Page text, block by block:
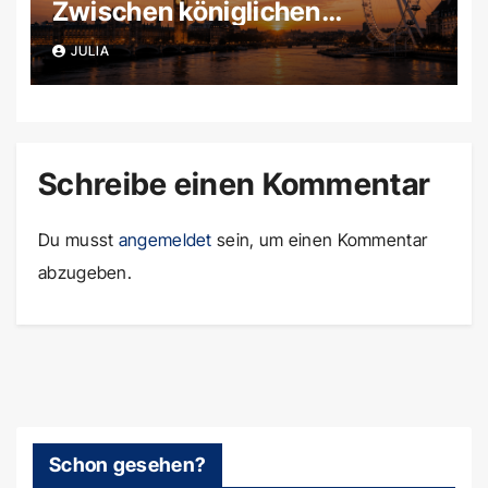
Zwischen königlichen
Schlössern, magischen
Filmkulissen und uralten
Steinkreisen
JULIA
Schreibe einen Kommentar
Du musst angemeldet sein, um einen Kommentar
abzugeben.
Schon gesehen?